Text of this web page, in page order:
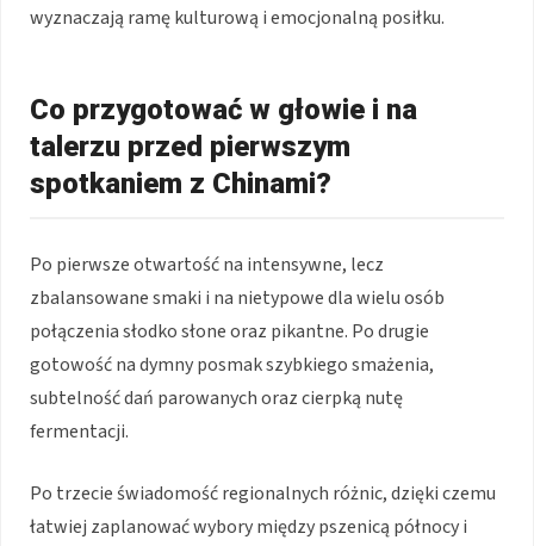
wyznaczają ramę kulturową i emocjonalną posiłku.
Co przygotować w głowie i na
talerzu przed pierwszym
spotkaniem z Chinami?
Po pierwsze otwartość na intensywne, lecz
zbalansowane smaki i na nietypowe dla wielu osób
połączenia słodko słone oraz pikantne. Po drugie
gotowość na dymny posmak szybkiego smażenia,
subtelność dań parowanych oraz cierpką nutę
fermentacji.
Po trzecie świadomość regionalnych różnic, dzięki czemu
łatwiej zaplanować wybory między pszenicą północy i